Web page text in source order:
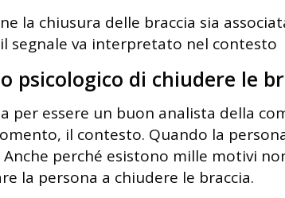
la chiusura delle braccia sia
segnale va interpretato nel contesto
psicologico di chiudere le
per essere un buon analista della
il contesto. Quando la
perché esistono mille motivi
la persona a chiudere le braccia.